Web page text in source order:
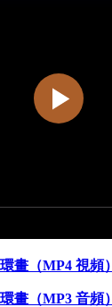
畫（MP4 視頻
畫（MP3 音頻